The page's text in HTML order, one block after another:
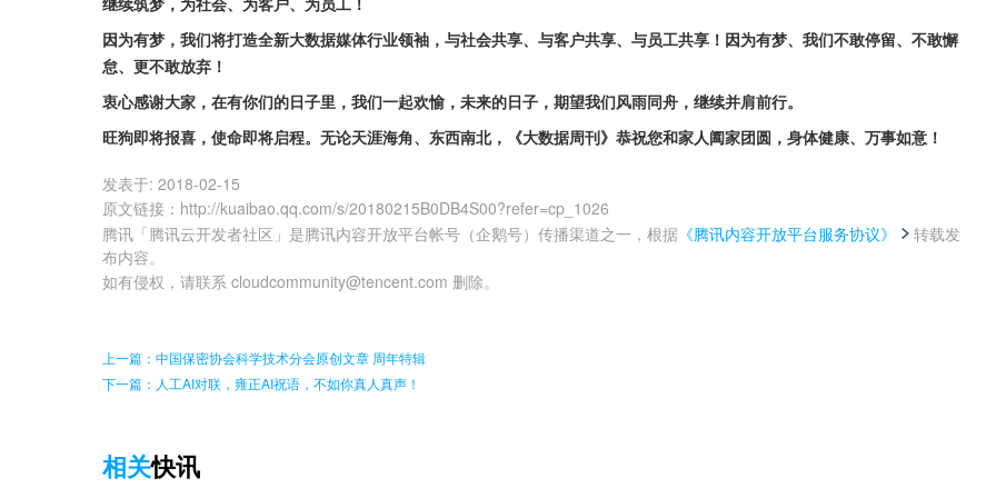
因为有梦，我们将打造全新大数据媒体行业领袖，与社会共享、与客户共享、与员工共享！因为有梦、我们不敢停留、不敢懈
怠、更不敢放弃！
衷心感谢大家，在有你们的日子里，我们一起欢愉，未来的日子，期望我们风雨同舟，继续并肩前行。
旺狗即将报喜，使命即将启程。无论天涯海角、东西南北，《大数据周刊》恭祝您和家人阖家团圆，身体健康、万事如意！
发表于: 2018-02-15
原文链接 ： http://kuaibao.qq.com/s/20180215B0DB4S00?refer=cp_1026
腾讯「腾讯云开发者社区」是腾讯内容开放平台帐号（企鹅号）传播渠道之一，根据 《腾讯内容开放平台服务协议》
转载发
布内容。
如有侵权，请联系 cloudcommunity@tencent.com 删除。
上一篇：中国保密协会科学技术分会原创文章 周年特辑
下一篇：人工AI对联，雍正AI祝语，不如你真人真声！
相关快讯